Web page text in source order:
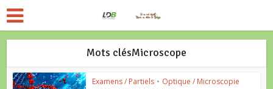
Mots clésMicroscope
Examens / Partiels • Optique / Microscopie